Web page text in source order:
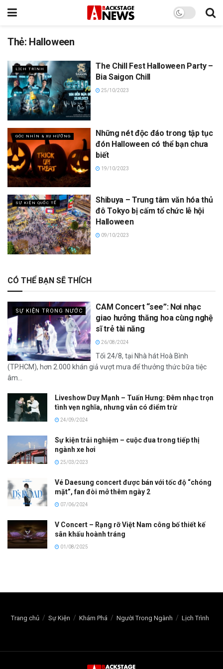
Thẻ: Halloween
LỊCH TRÌNH
The Chill Fest Halloween Party –
Bia Saigon Chill
25/10/2023
GÓC NHÌN & XU HƯỚNG
Những nét độc đáo trong tập tục
đón Halloween có thể bạn chưa
biết
19/10/2023
SỰ KIỆN QUỐC TẾ
Shibuya – Trung tâm văn hóa thủ
đô Tokyo bị cấm tổ chức lễ hội
Halloween
09/10/2023
CÓ THỂ BẠN SẼ THÍCH
SỰ KIỆN TRONG NƯỚC
CAM Concert “see”: Nơi nhạc
giao hưởng thăng hoa cùng nghệ
sĩ trẻ tài năng
26/08/2024
Tối 24/8, tại Nhà hát Hoà Bình
(TP.HCM), hơn 2.000 khán giả vượt mưa để thưởng thức bữa tiệc
âm...
Liveshow Duy Mạnh – Tuấn Hưng: Đêm nhạc trọn
tình vẹn nghĩa, nhưng vẫn có điểm trừ
24/09/2024
Sự kiện trải nghiệm – cuộc đua trong tiếp thị
ngành xe hơi
25/03/2023
Vé Daesung concert được bán với tốc độ “chóng
mặt”, fan đòi mở thêm ngày 2
07/06/2024
V Concert – Rạng rỡ Việt Nam công bố thiết kế
sân khấu hoành tráng
01/08/2025
Trang chủ Sự Kiện Khám Phá Người Trong Ngành Lịch Trình